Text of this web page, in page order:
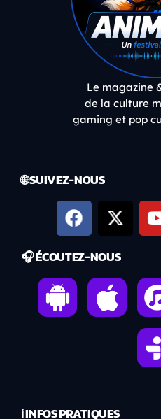
Le magazine
de la culture
gaming et pop
🌐 SUIVEZ-NOUS
🎧 ÉCOUTEZ-NOUS
ℹ️ INFOS PRATIQUES